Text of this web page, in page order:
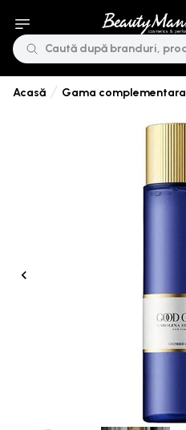
Acasă Gama complementara